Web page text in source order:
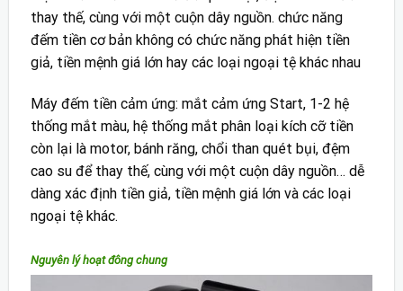
thay thế, cùng với một cuộn dây nguồn. chức năng
đếm tiền cơ bản không có chức năng phát hiện tiền
giả, tiền mệnh giá lớn hay các loại ngoại tệ khác nhau
Máy đếm tiền cảm ứng: mắt cảm ứng Start, 1-2 hệ
thống mắt màu, hệ thống mắt phân loại kích cỡ tiền
còn lại là motor, bánh răng, chổi than quét bụi, đệm
cao su để thay thế, cùng với một cuộn dây nguồn… dễ
dàng xác định tiền giả, tiền mệnh giá lớn và các loại
ngoại tệ khác.
Nguyên lý hoạt đông chung